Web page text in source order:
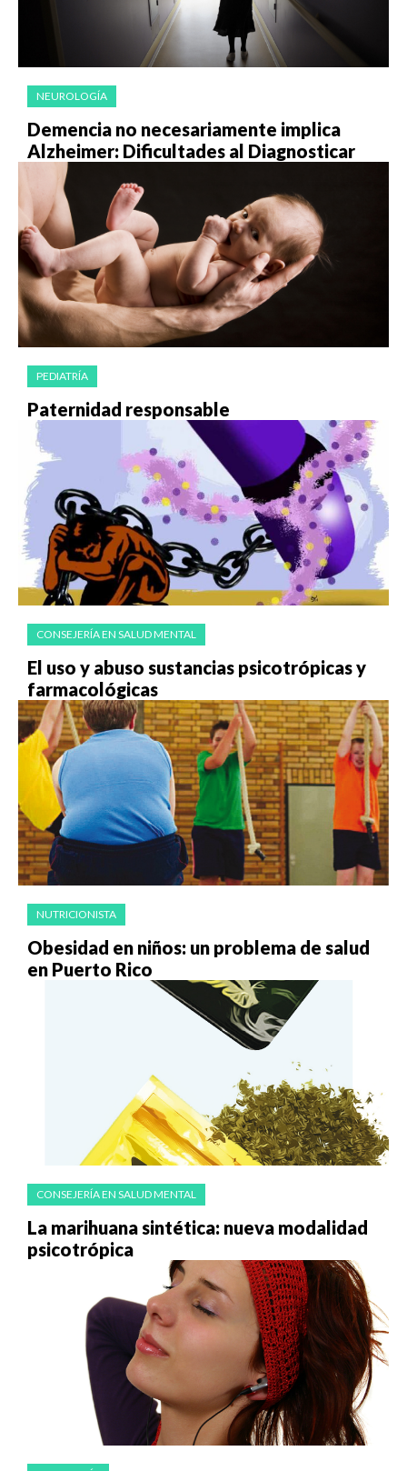
NEUROLOGÍA
Demencia no necesariamente implica
Alzheimer: Dificultades al Diagnosticar
PEDIATRÍA
Paternidad responsable
CONSEJERÍA EN SALUD MENTAL
El uso y abuso sustancias psicotrópicas y
farmacológicas
NUTRICIONISTA
Obesidad en niños: un problema de salud
en Puerto Rico
CONSEJERÍA EN SALUD MENTAL
La marihuana sintética: nueva modalidad
psicotrópica